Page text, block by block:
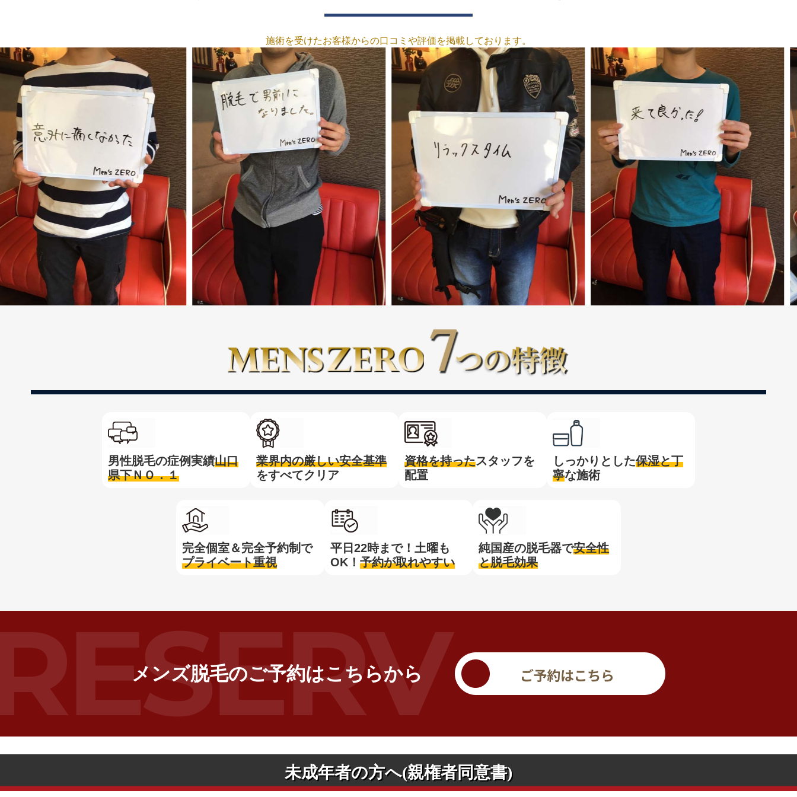
施術を受けたお客様からの口コミや評価を掲載しております。
男性脱毛の症例実績山口
県下ＮＯ．１
業界内の厳しい安全基準
をすべてクリア
資格を持ったスタッフを
配置
しっかりとした保湿と丁
寧な施術
完全個室＆完全予約制で
プライベート重視
平日22時まで！土曜も
OK！ 予約が取れやすい
純国産の脱毛器で安全性
と脱毛効果
メンズ脱毛のご予約はこちらから
未成年者の方へ(親権者同意書)